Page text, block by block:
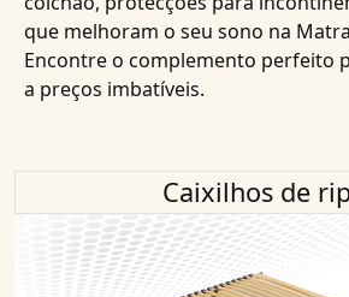
que melhoram o seu sono na
Encontre o complemento perfeito
a preços imbatíveis.
Caixilhos de